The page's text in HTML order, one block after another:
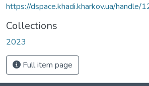
https://dspace.khadi.kharkov.ua/
Collections
2023
Full item page